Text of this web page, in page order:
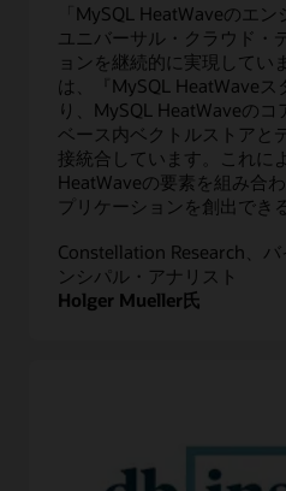
「MySQL HeatWaveのエン
ユニバーサル・クラウド・
ョンを継続的に実現してい
は、『MySQL HeatWaveス
り、MySQL HeatWaveの
ベース内ベクトルストアと
接統合しています。これに
HeatWaveの要素を組み合
プリケーションを創出でき
Constellation Research、
ンシパル・アナリスト
Holger Mueller氏